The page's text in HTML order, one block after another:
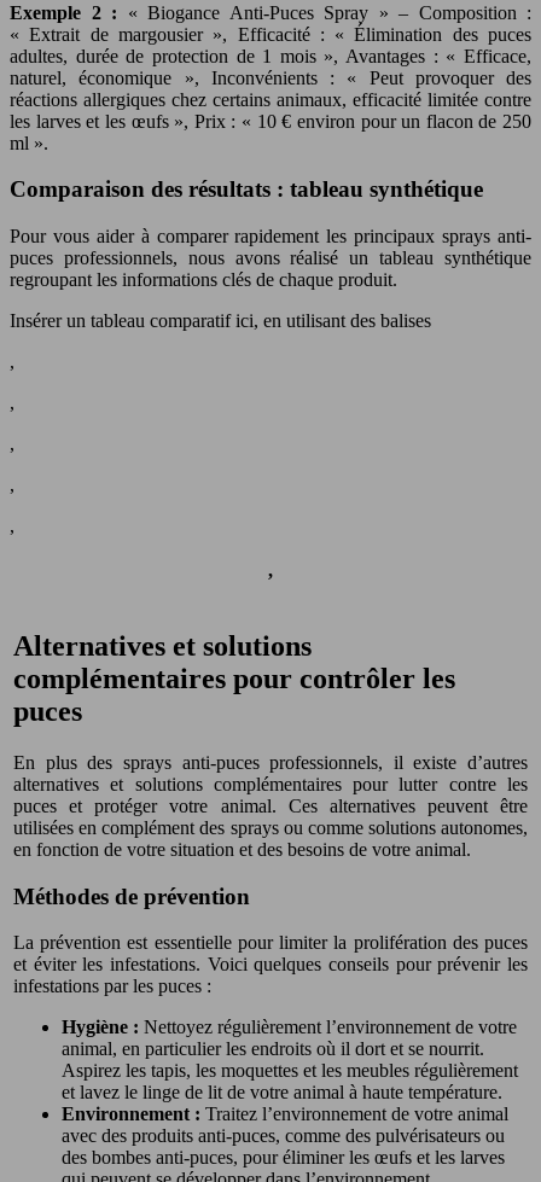
Exemple 2 : « Biogance Anti-Puces Spray » – Composition :
« Extrait de margousier », Efficacité : « Élimination des puces
adultes, durée de protection de 1 mois », Avantages : « Efficace,
naturel, économique », Inconvénients : « Peut provoquer des
réactions allergiques chez certains animaux, efficacité limitée contre
les larves et les œufs », Prix : « 10 € environ pour un flacon de 250
ml ».
Comparaison des résultats : tableau synthétique
Pour vous aider à comparer rapidement les principaux sprays anti-
puces professionnels, nous avons réalisé un tableau synthétique
regroupant les informations clés de chaque produit.
Insérer un tableau comparatif ici, en utilisant des balises
,
,
,
,
,
,
Alternatives et solutions
complémentaires pour contrôler les
puces
En plus des sprays anti-puces professionnels, il existe d’autres
alternatives et solutions complémentaires pour lutter contre les
puces et protéger votre animal. Ces alternatives peuvent être
utilisées en complément des sprays ou comme solutions autonomes,
en fonction de votre situation et des besoins de votre animal.
Méthodes de prévention
La prévention est essentielle pour limiter la prolifération des puces
et éviter les infestations. Voici quelques conseils pour prévenir les
infestations par les puces :
Hygiène : Nettoyez régulièrement l’environnement de votre
animal, en particulier les endroits où il dort et se nourrit.
Aspirez les tapis, les moquettes et les meubles régulièrement
et lavez le linge de lit de votre animal à haute température.
Environnement : Traitez l’environnement de votre animal
avec des produits anti-puces, comme des pulvérisateurs ou
des bombes anti-puces, pour éliminer les œufs et les larves